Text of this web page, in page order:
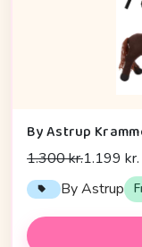
By Astrup
1.300 kr.1.199 kr.
By Astrup